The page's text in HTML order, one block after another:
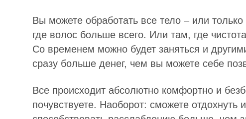
Вы можете обработать все тело – или
где волос больше всего. Или там, где
Со временем можно будет заняться и
сразу больше денег, чем вы можете себе
Все происходит абсолютно комфортно и
почувствуете. Наоборот: сможете отдохнуть